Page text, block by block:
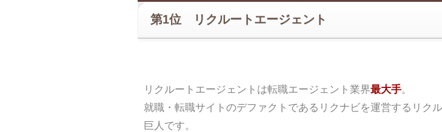
第1位 リクルートエージェント
リクルートエージェントは転職エージェント業界最大手。
就職・転職サイトのデファクトであるリクナビを運営するリク
巨人です。